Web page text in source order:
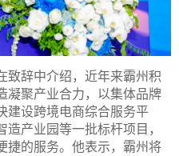
致辞中介绍，近年来霸州积
凝聚产业合力，以集体品牌
建设跨境电商综合服务平
产业园等一批标杆项目，
捷的服务。他表示，霸州将